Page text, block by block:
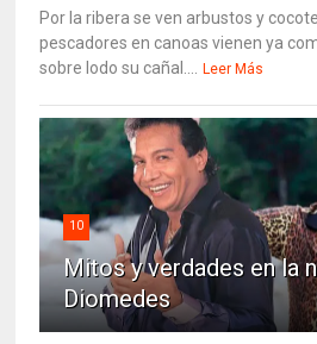
Por la ribera se ven arbustos y
pescadores en canoas vienen ya
sobre lodo su cañal.... Leer Más
10
Mitos y verdades en la
Diomedes